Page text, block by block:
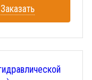
Заказать